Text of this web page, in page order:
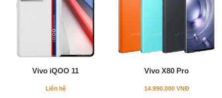
Vivo iQOO 11
Liên hệ
Vivo X80 Pro
14.990.000 VNĐ